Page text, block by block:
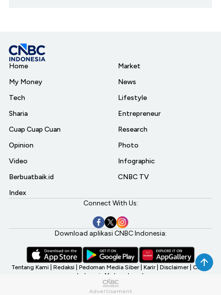
Home
My Money
Tech
Sharia
Cuap Cuap Cuan
Opinion
Video
Berbuatbaik.id
Index
Market
News
Lifestyle
Entrepreneur
Research
Photo
Infographic
CNBC TV
Connect With Us:
Download aplikasi CNBC Indonesia:
Tentang Kami Redaksi Pedoman Media Siber Karir Disclaimer CNBC
Indonesia My Investment
©2026 CNBC Indonesia, A Transmedia Company